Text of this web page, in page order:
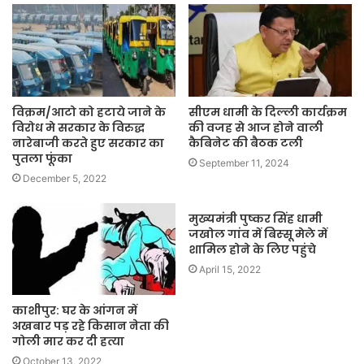
विक्रम/आटो को हटाये जाने के
विरोध मे सरकार के विरुद्ध
नारेबाजी करते हुए ‌सरकार का
पुतला फूंका
December 5, 2022
सीएम धामी के दिल्ली कार्यक्रम
की वजह से आज होने वाली
कैबिनेट की बैठक टली
September 11, 2024
काशीपुर: घर के आंगन में
अखबार पड़ रहे किसान नेता की
गोली मार कर दी हत्या
October 13, 2022
मुख्यमंत्री पुष्कर सिंह धामी
जखोल गांव में बिस्‍सू मेले में
शामिल होने के लिए पहुंचे
April 15, 2022